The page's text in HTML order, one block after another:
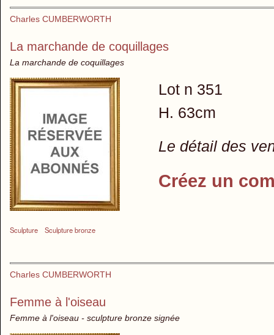
Charles CUMBERWORTH
La marchande de coquillages
La marchande de coquillages
Sculpture Sculpture bronze
Lot n 351
H. 63cm
Le détail des
Créez un
Charles CUMBERWORTH
Femme à l'oiseau
Femme à l'oiseau - sculpture bronze signée